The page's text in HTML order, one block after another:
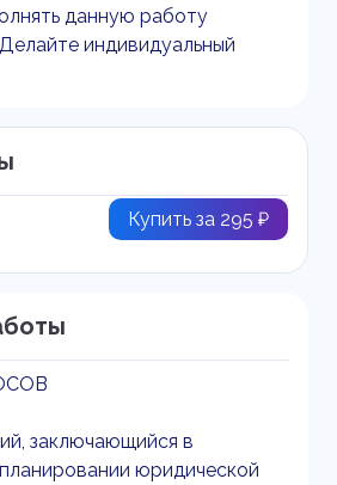
данную работу
индивидуальный
Купить за 295 ₽
заключающийся в
юридической